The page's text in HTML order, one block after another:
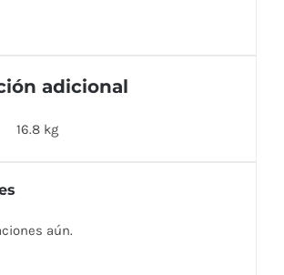
adicional
16.8 kg
aún.